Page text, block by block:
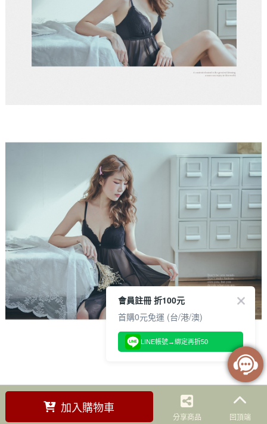
加入購物車
分享商品 回頂端
會員註冊 折100元
首購0元免運 (台/港/澳)
LINE帳號→綁定再折50